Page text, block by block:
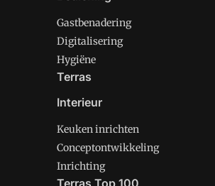
Gastbenadering
Digitalisering
Hygiëne
Terras
Interieur
Keuken inrichten
Conceptontwikkeling
Inrichting
Terras Top 100